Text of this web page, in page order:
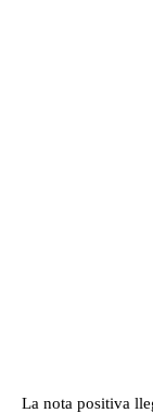
La nota positiva